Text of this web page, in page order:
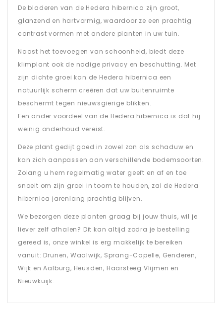
De bladeren van de Hedera hibernica zijn groot,
glanzend en hartvormig, waardoor ze een prachtig
contrast vormen met andere planten in uw tuin.
Naast het toevoegen van schoonheid, biedt deze
klimplant ook de nodige privacy en beschutting. Met
zijn dichte groei kan de Hedera hibernica een
natuurlijk scherm creëren dat uw buitenruimte
beschermt tegen nieuwsgierige blikken.
Een ander voordeel van de Hedera hibernica is dat hij
weinig onderhoud vereist.
Deze plant gedijt goed in zowel zon als schaduw en
kan zich aanpassen aan verschillende bodemsoorten.
Zolang u hem regelmatig water geeft en af en toe
snoeit om zijn groei in toom te houden, zal de Hedera
hibernica jarenlang prachtig blijven.
We bezorgen deze planten graag bij jouw thuis, wil je
liever zelf afhalen? Dit kan altijd zodra je bestelling
gereed is, onze winkel is erg makkelijk te bereiken
vanuit: Drunen, Waalwijk, Sprang-Capelle, Genderen,
Wijk en Aalburg, Heusden, Haarsteeg Vlijmen en
Nieuwkuijk.